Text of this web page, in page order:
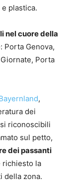
plastica.
nel cuore della
Porta Genova,
Porta
,
dei
riconoscibili
sul petto,
dei passanti
richiesto la
della zona.